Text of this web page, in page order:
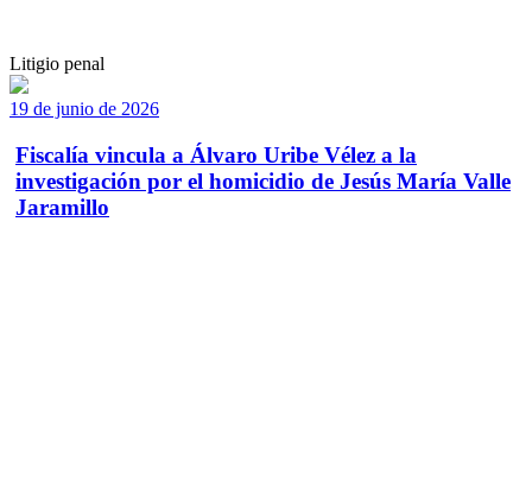
Litigio penal
19 de junio de 2026
Fiscalía vincula a Álvaro Uribe Vélez a la
investigación por el homicidio de Jesús María Valle
Jaramillo